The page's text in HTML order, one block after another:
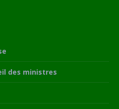
des ministres